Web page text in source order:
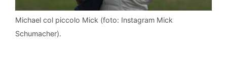
Michael col piccolo Mick (foto: Instagram Mick
Schumacher).